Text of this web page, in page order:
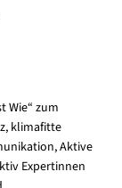
Wie“ zum
klimafitte
Aktive
Expertinnen